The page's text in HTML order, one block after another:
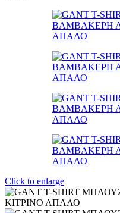
Click to enlarge